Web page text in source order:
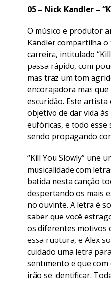
05 – Nick Kandler –
O músico e produtor
Kandler compartilha
carreira, intitulado “Kill
passa rápido, com
mas traz um tom
encorajadora mas que
escuridão. Este
objetivo de dar vida às
eufóricas, e todo
sendo propagando
“Kill You Slowly” une
musicalidade com
batida nesta canção
despertando os mais
no ouvinte. A letra é
saber que você
os diferentes motivos
essa ruptura, e Alex
cuidado uma letra
sentimento e que
irão se identificar.